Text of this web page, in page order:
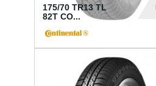
175/70 TR13 TL
82T CO...